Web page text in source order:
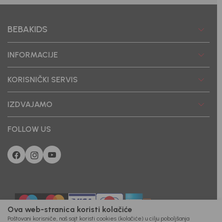
BEBAKIDS
INFORMACIJE
KORISNIČKI SERVIS
IZDVAJAMO
FOLLOW US
Ova web-stranica koristi kolačiće
Poštovani korisniče, naš sajt koristi cookies (kolačiće) u cilju poboljšanja